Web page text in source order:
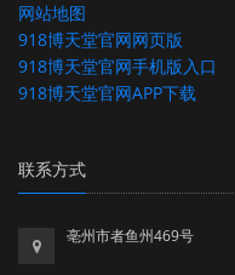
网站地图
918博天堂官网网页版
918博天堂官网手机版入口
918博天堂官网APP下载
联系方式
亳州市者鱼州469号